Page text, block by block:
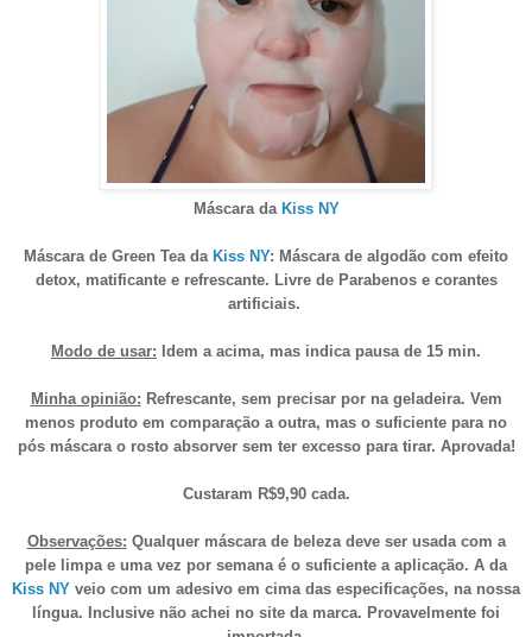
Máscara da Kiss NY
Máscara de Green Tea da Kiss NY: Máscara de algodão com efeito
detox, matificante e refrescante. Livre de Parabenos e corantes
artificiais.
Modo de usar: Idem a acima, mas indica pausa de 15 min.
Minha opinião: Refrescante, sem precisar por na geladeira. Vem
menos produto em comparação a outra, mas o suficiente para no
pós máscara o rosto absorver sem ter excesso para tirar. Aprovada!
Custaram R$9,90 cada.
Observações: Qualquer máscara de beleza deve ser usada com a
pele limpa e uma vez por semana é o suficiente a aplicação. A da
Kiss NY veio com um adesivo em cima das especificações, na nossa
língua. Inclusive não achei no site da marca. Provavelmente foi